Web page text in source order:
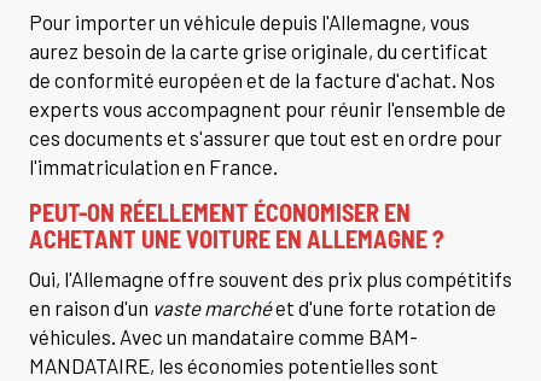
Pour importer un véhicule depuis l'Allemagne, vous
aurez besoin de la carte grise originale, du certificat
de conformité européen et de la facture d'achat. Nos
experts vous accompagnent pour réunir l'ensemble de
ces documents et s'assurer que tout est en ordre pour
l'immatriculation en France.
PEUT-ON RÉELLEMENT ÉCONOMISER EN
ACHETANT UNE VOITURE EN ALLEMAGNE ?
Oui, l'Allemagne offre souvent des prix plus compétitifs
en raison d'un vaste marchéet d'une forte rotation de
véhicules. Avec un mandataire comme BAM-
MANDATAIRE, les économies potentielles sont